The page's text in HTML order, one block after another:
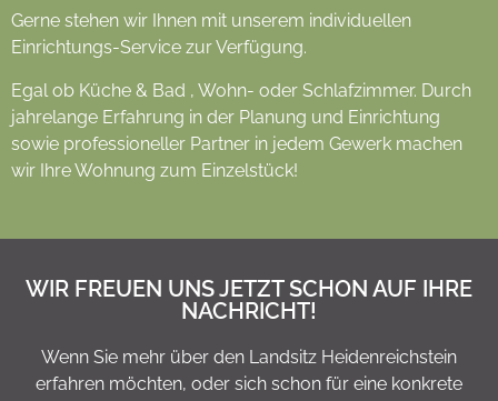
Gerne stehen wir Ihnen mit unserem individuellen
Einrichtungs-Service zur Verfügung.
Egal ob Küche & Bad , Wohn- oder Schlafzimmer. Durch
jahrelange Erfahrung in der Planung und Einrichtung
sowie professioneller Partner in jedem Gewerk machen
wir Ihre Wohnung zum Einzelstück!
WIR FREUEN UNS JETZT SCHON AUF IHRE
NACHRICHT!
Wenn Sie mehr über den Landsitz Heidenreichstein
erfahren möchten, oder sich schon für eine konkrete